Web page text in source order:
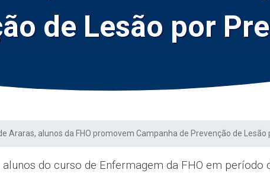
de Lesão por
Araras, alunos da FHO promovem Campanha de Prevenção de Lesão
do curso de Enfermagem da FHO em período